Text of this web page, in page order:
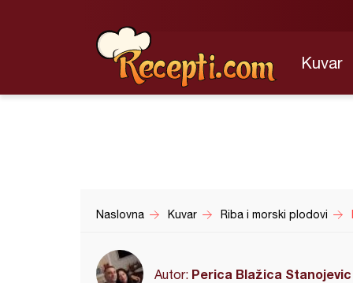
Kuvar
Naslovna Kuvar Riba i morski plodovi
Autor: Perica Blažica Stanojevic